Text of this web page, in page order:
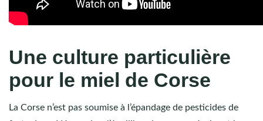
Une culture particulière
pour le miel de Corse
La Corse n’est pas soumise à l’épandage de pesticides de